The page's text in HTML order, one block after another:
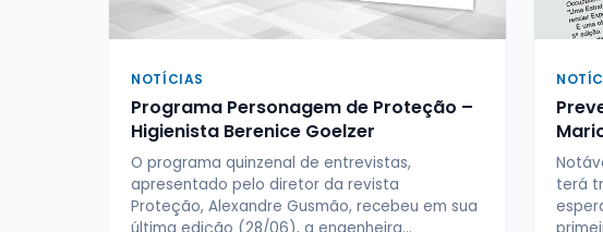
NOTÍCIAS
Programa Personagem de Proteção –
Higienista Berenice Goelzer
O programa quinzenal de entrevistas,
apresentado pelo diretor da revista
Proteção, Alexandre Gusmão, recebeu em sua
terá